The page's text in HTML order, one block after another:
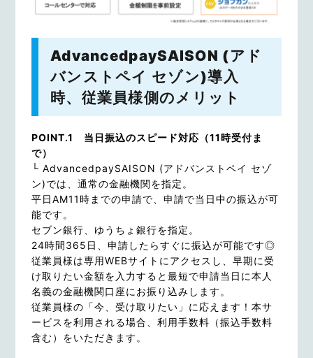
AdvancedpaySAISON (アド
バンストペイ セゾン)導入
時、従業員様側のメリット
POINT.1 当日振込のスピード対応（11時受付ま
で）
└ AdvancedpaySAISON (アドバンストペイ セゾ
ン)では、通常の金融機関を指定。
平日AM11時までの申請で、申請で当日中の振込が可
能です。
セブン銀行、ゆうちょ銀行を指定。
24時間365日、申請したらすぐに振込が可能です◎
従業員様は専用WEBサイトにアクセスし、早期に受
け取りたい金額を入力すると最短で申請当日に本人
名義の金融機関口座にお振り込みします。
従業員様の「今、受け取りたい」に応えます！本サ
ービスを利用される場合、利用手数料（振込手数料
含む）をいただきます。